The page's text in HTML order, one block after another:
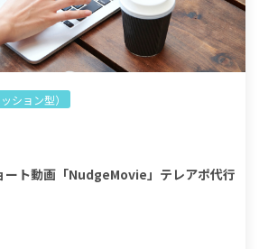
ション型）
ート動画「NudgeMovie」テレアポ代行